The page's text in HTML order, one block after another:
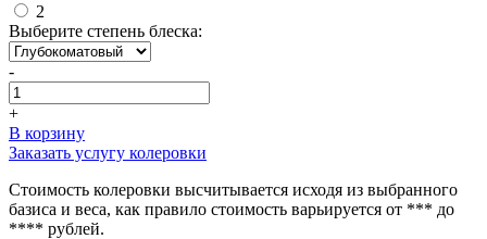
2
Выберите степень блеска:
-
+
В корзину
Заказать услугу колеровки
Стоимость колеровки высчитывается исходя из выбранного
базиса и веса, как правило стоимость варьируется от *** до
**** рублей.